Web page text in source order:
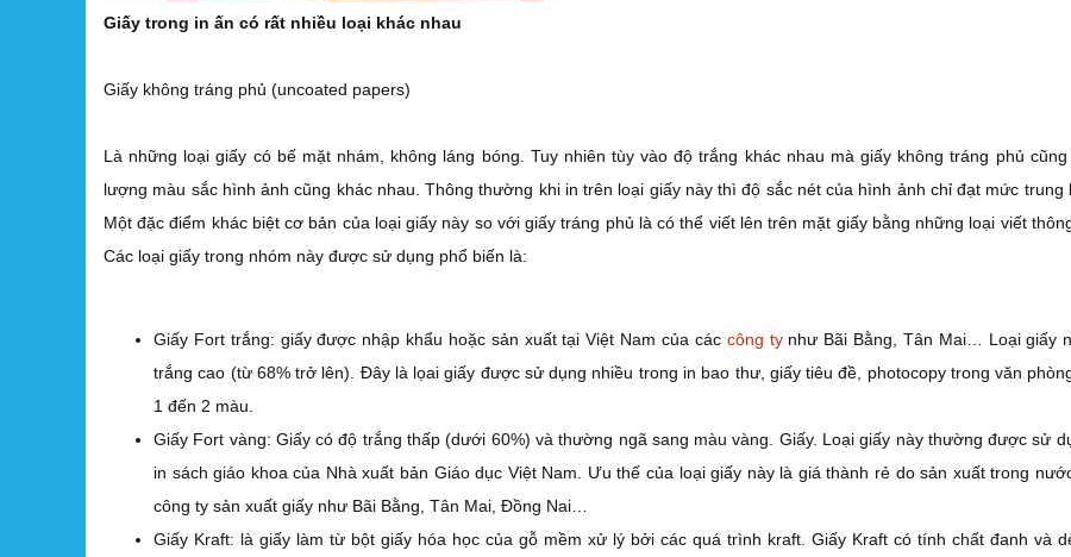
Giấy trong in ấn có rất nhiều loại khác nhau
Giấy không tráng phủ (uncoated papers)
Là những loại giấy có bế mặt nhám, không láng bóng. Tuy nhiên tùy vào độ trắng khác nhau mà giấy không tráng phủ
lượng màu sắc hình ảnh cũng khác nhau. Thông thường khi in trên loại giấy này thì độ sắc nét của hình ảnh chỉ đạt mức trung
Một đặc điểm khác biệt cơ bản của loại giấy này so với giấy tráng phủ là có thể viết lên trên mặt giấy bằng những loại viết
Các loại giấy trong nhóm này được sử dụng phổ biến là:
Giấy Fort trắng: giấy được nhập khẩu hoặc sản xuất tại Việt Nam của các công tynhư Bãi Bằng, Tân Mai… Loại giấy
trắng cao (từ 68% trở lên). Đây là lọai giấy được sử dụng nhiều trong in bao thư, giấy tiêu đề, photocopy trong văn
1 đến 2 màu.
Giấy Fort vàng: Giấy có độ trắng thấp (dưới 60%) và thường ngã sang màu vàng. Giấy. Loại giấy này thường được sử
in sách giáo khoa của Nhà xuất bản Giáo dục Việt Nam. Ưu thế của loại giấy này là giá thành rẻ do sản xuất trong
công ty sản xuất giấy như Bãi Bằng, Tân Mai, Đồng Nai…
Giấy Kraft: là giấy làm từ bột giấy hóa học của gỗ mềm xử lý bởi các quá trình kraft. Giấy Kraft có tính chất đanh và